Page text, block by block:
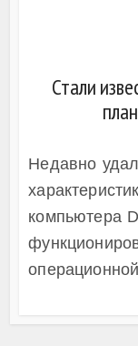
Стали
Недавно
компьютера